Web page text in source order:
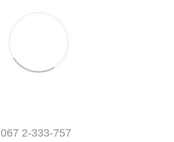
067 2-333-757